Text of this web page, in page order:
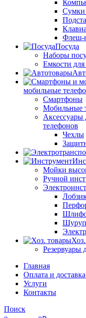
Сумки
Флеш-
Посуда
Наборы
Емкости
мобильные
Смартфоны
Мобильные
телефонов
Чехлы
Мойки
Ручной
Резервуары
Главная
Оплата и доставка
Услуги
Контакты
Поиск